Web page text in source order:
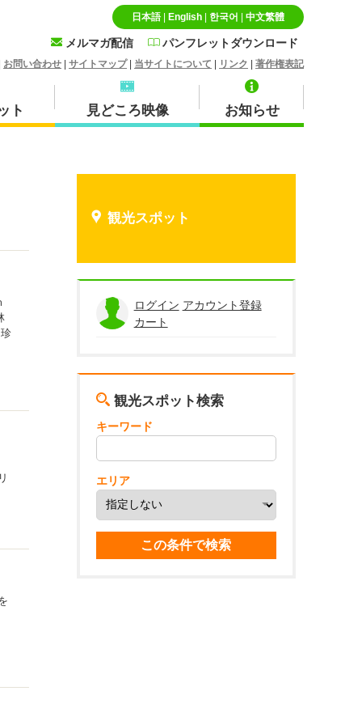
日本語| English| 한국어 中文繁體
メルマガ配信 パンフレットダウンロード
お問い合わせ サイトマップ| 当サイトについて リンク 著作権表記
特産品・お土産品
ト
北栄町
見どころ映像 お知らせ
観光スポット
ログイン アカウント登録
カート
観光スポット検索
キーワード
エリア